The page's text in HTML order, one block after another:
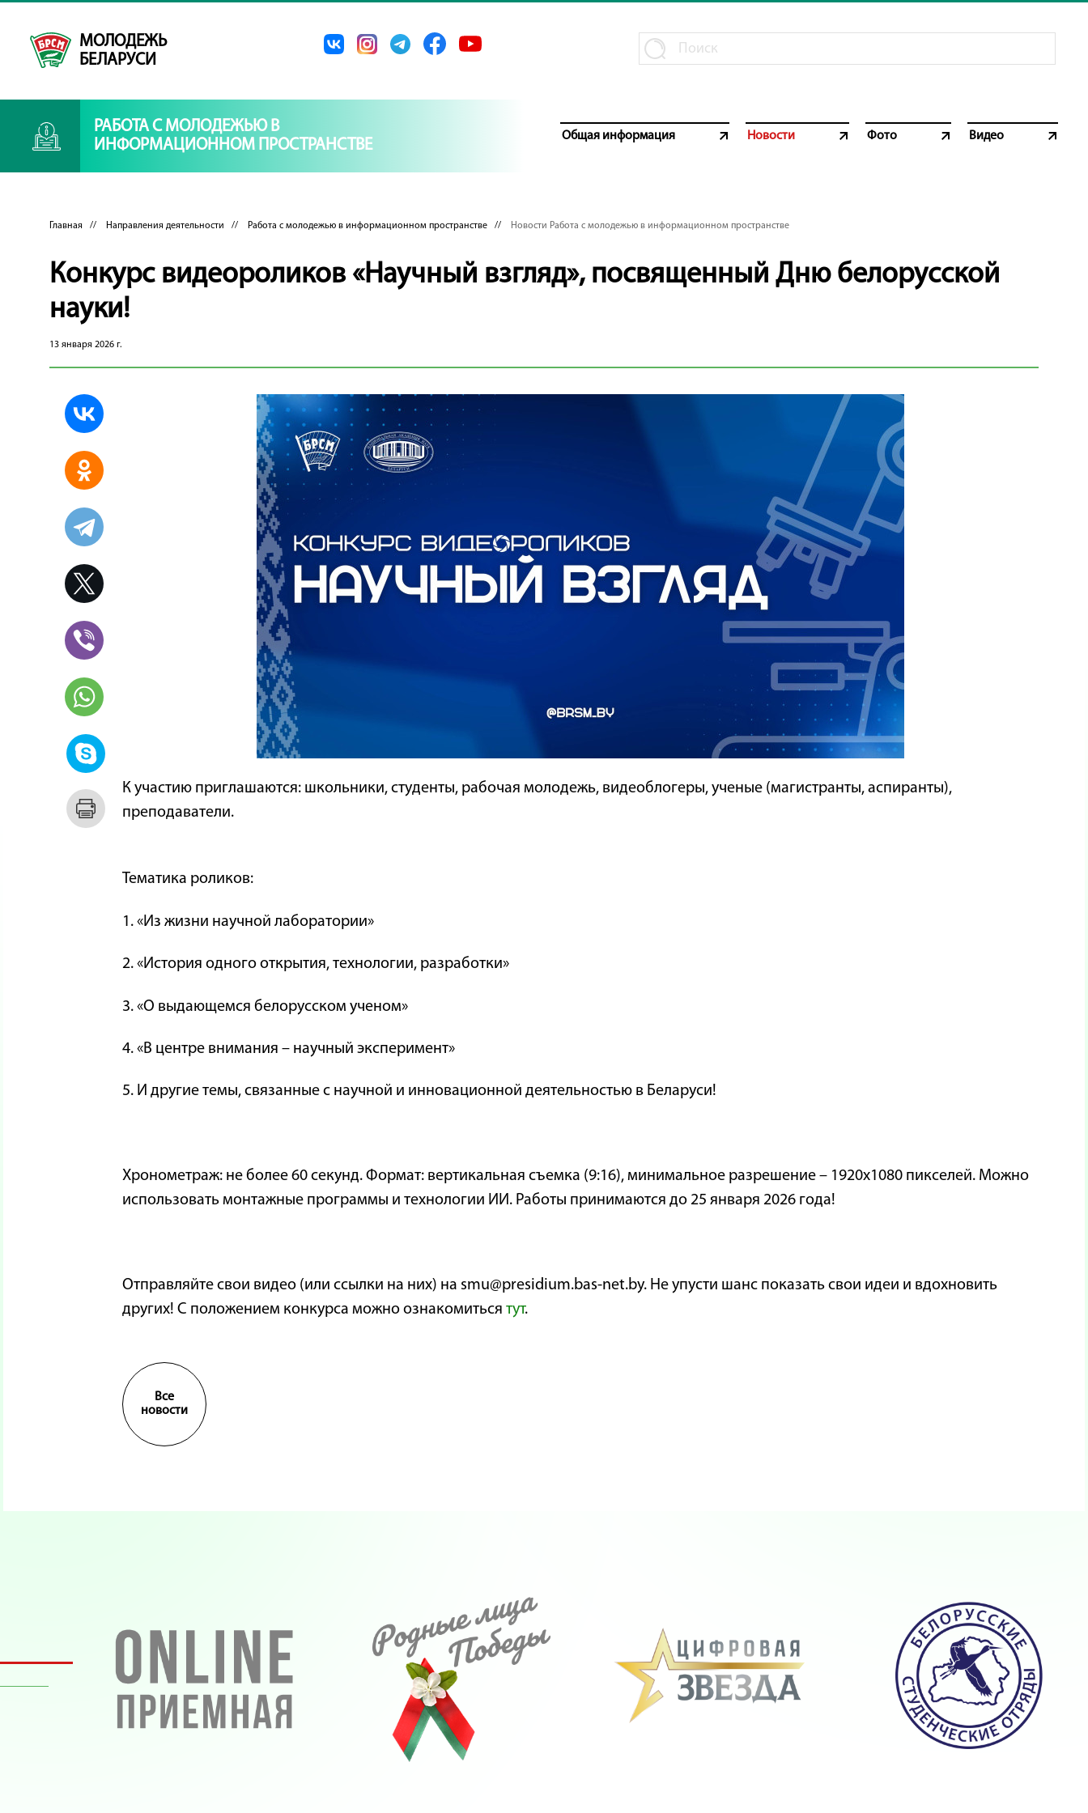
МОЛОДЕЖЬ
БЕЛАРУСИ
РАБОТА С МОЛОДЕЖЬЮ В
ИНФОРМАЦИОННОМ ПРОСТРАНСТВЕ
Общая информация Новости Фото Видео
Главная // Направления деятельности // Работа с молодежью в информационном пространстве // Новости Работа с молодежью в информационном пространстве
Конкурс видеороликов «Научный взгляд», посвященный Дню белорусской
науки!
13 января 2026 г.
К участию приглашаются: школьники, студенты, рабочая молодежь, видеоблогеры, ученые (магистранты, аспиранты),
преподаватели.
Тематика роликов:
1. «Из жизни научной лаборатории»
2. «История одного открытия, технологии, разработки»
3. «О выдающемся белорусском ученом»
4. «В центре внимания – научный эксперимент»
5. И другие темы, связанные с научной и инновационной деятельностью в Беларуси!
Хронометраж: не более 60 секунд. Формат: вертикальная съемка (9:16), минимальное разрешение – 1920x1080 пикселей. Можно
использовать монтажные программы и технологии ИИ. Работы принимаются до 25 января 2026 года!
Отправляйте свои видео (или ссылки на них) на smu@presidium.bas-net.by. Не упусти шанс показать свои идеи и вдохновить
других! С положением конкурса можно ознакомиться тут.
Все
новости